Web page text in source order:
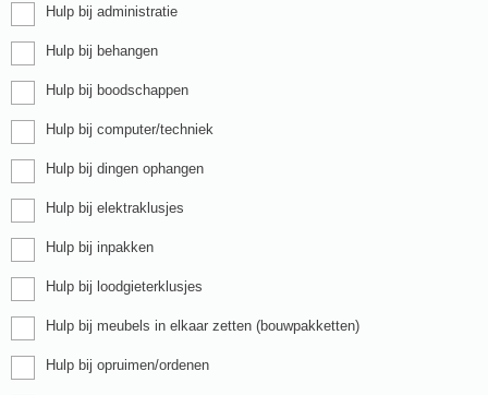
Hulp bij administratie
Hulp bij behangen
Hulp bij boodschappen
Hulp bij computer/techniek
Hulp bij dingen ophangen
Hulp bij elektraklusjes
Hulp bij inpakken
Hulp bij loodgieterklusjes
Hulp bij meubels in elkaar zetten (bouwpakketten)
Hulp bij opruimen/ordenen